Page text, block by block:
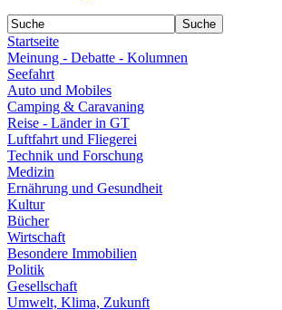
Startseite
Meinung - Debatte - Kolumnen
Seefahrt
Auto und Mobiles
Camping & Caravaning
Reise - Länder in GT
Luftfahrt und Fliegerei
Technik und Forschung
Medizin
Ernährung und Gesundheit
Kultur
Bücher
Wirtschaft
Besondere Immobilien
Politik
Gesellschaft
Umwelt, Klima, Zukunft